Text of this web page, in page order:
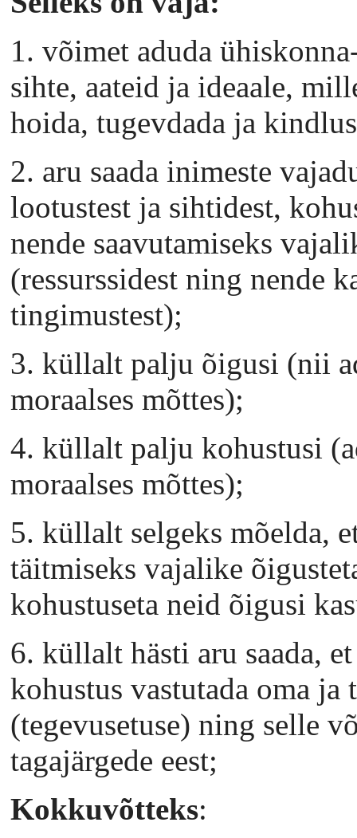
1. võimet aduda
sihte, aateid ja ideaale,
hoida, tugevdada ja
2. aru saada inimeste
lootustest ja sihtidest,
nende saavutamiseks
(ressurssidest ning nende
tingimustest);
3. küllalt palju õigusi (nii
moraalses mõttes);
4. küllalt palju kohustusi
moraalses mõttes);
5. küllalt selgeks mõelda,
täitmiseks vajalike
kohustuseta neid õigusi
6. küllalt hästi aru saada,
kohustus vastutada oma ja
(tegevusetuse) ning selle
tagajärgede eest;
Kokkuvõtteks: